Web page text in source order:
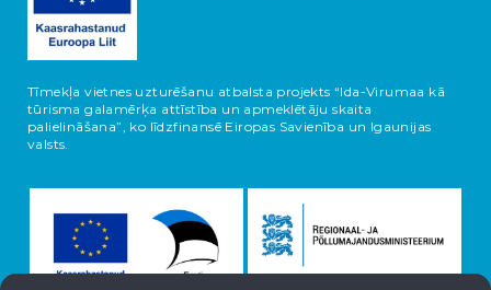
Tīmekļa vietnes uzturēšanu atbalsta projekts “Ida-Virumaa kā
tūrisma galamērķa attīstība un apmeklētāju skaita
palielināšana”, ko līdzfinansē Eiropas Savienība un Igaunijas
valsts.